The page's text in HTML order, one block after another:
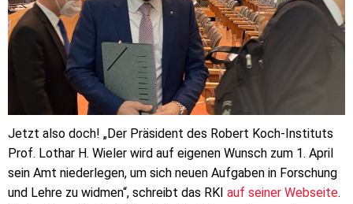
Jetzt also doch! „Der Präsident des Robert Koch-Instituts
Prof. Lothar H. Wieler wird auf eigenen Wunsch zum 1. April
sein Amt niederlegen, um sich neuen Aufgaben in Forschung
und Lehre zu widmen“, schreibt das RKI auf seiner Webseite.